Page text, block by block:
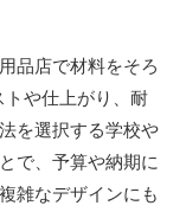
品店で材料をそろ
トや仕上がり、耐
を選択する学校や
で、予算や納期に
雑なデザインにも